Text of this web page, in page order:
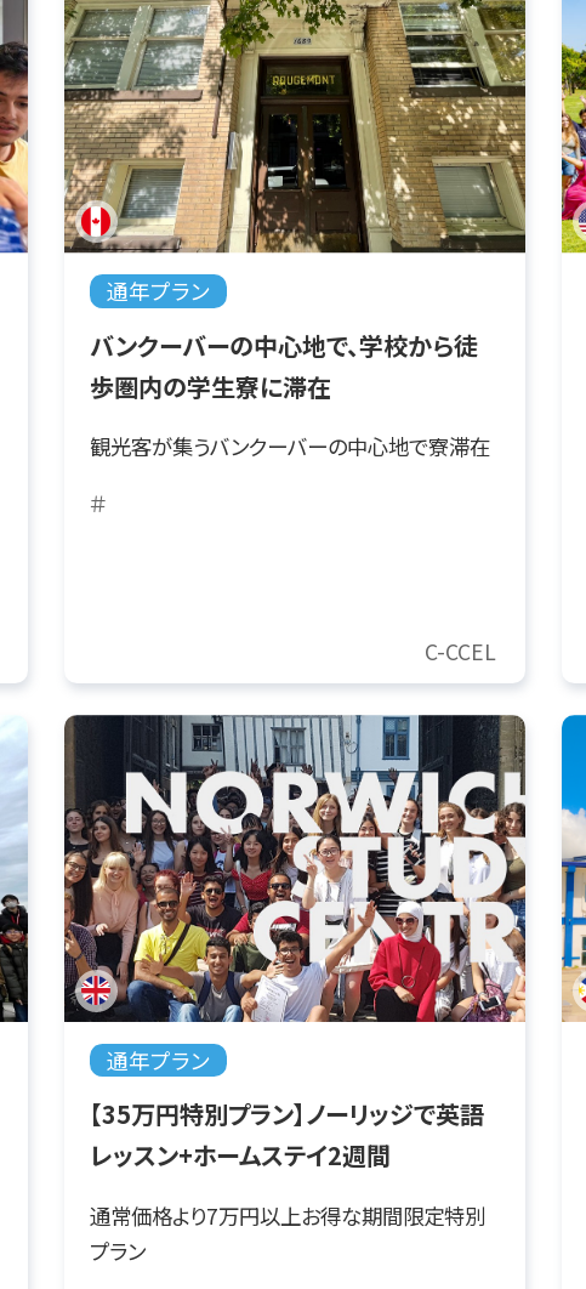
通年プラン
バンクーバーの中心地で、学校から徒
歩圏内の学生寮に滞在
観光客が集うバンクーバーの中心地で寮滞在
＃
C-CCEL
通年プラン
【35万円特別プラン】ノーリッジで英語
レッスン+ホームステイ2週間
通常価格より7万円以上お得な期間限定特別
プラン